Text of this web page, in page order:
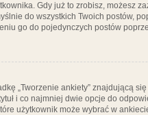
Gdy już to zrobisz, możesz
do wszystkich Twoich postów,
go do pojedynczych postów
„Tworzenie ankiety” znajdującą
i co najmniej dwie opcje do
użytkownik może wybrać w